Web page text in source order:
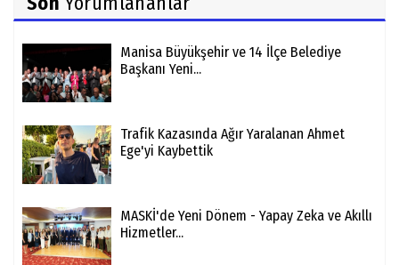
Manisa Büyükşehir ve 14 İlçe Belediye
Başkanı Yeni...
Trafik Kazasında Ağır Yaralanan Ahmet
Ege'yi Kaybettik
MASKİ'de Yeni Dönem - Yapay Zeka ve Akıllı
Hizmetler...